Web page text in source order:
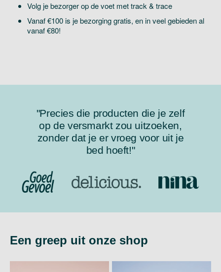
Volg je bezorger op de voet met track & trace
Vanaf €100 is je bezorging gratis, en in veel gebieden al
vanaf €80!
"Precies die producten die je zelf
op de versmarkt zou uitzoeken,
zonder dat je er vroeg voor uit je
bed hoeft!"
Een greep uit onze shop